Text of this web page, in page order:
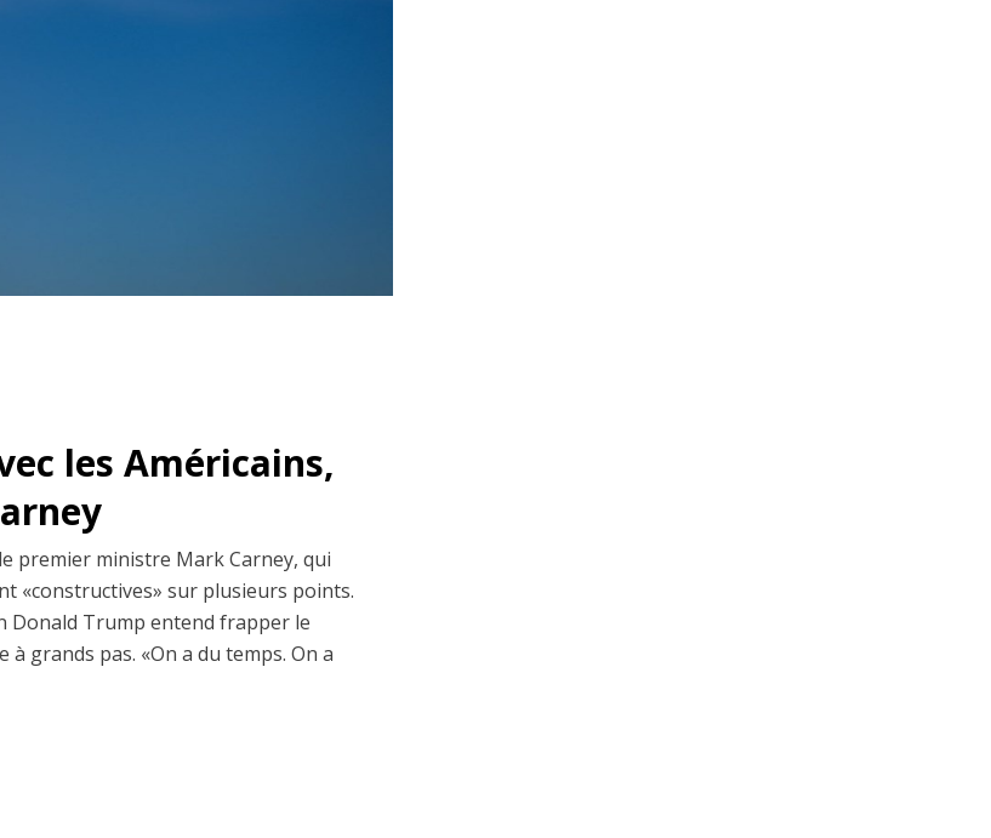
les Américains,
premier ministre Mark Carney, qui
«constructives» sur plusieurs points.
Donald Trump entend frapper le
grands pas. «On a du temps. On a